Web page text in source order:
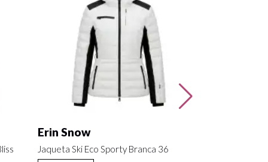
Erin Snow
Jaqueta Ski Eco Sporty Branca 36